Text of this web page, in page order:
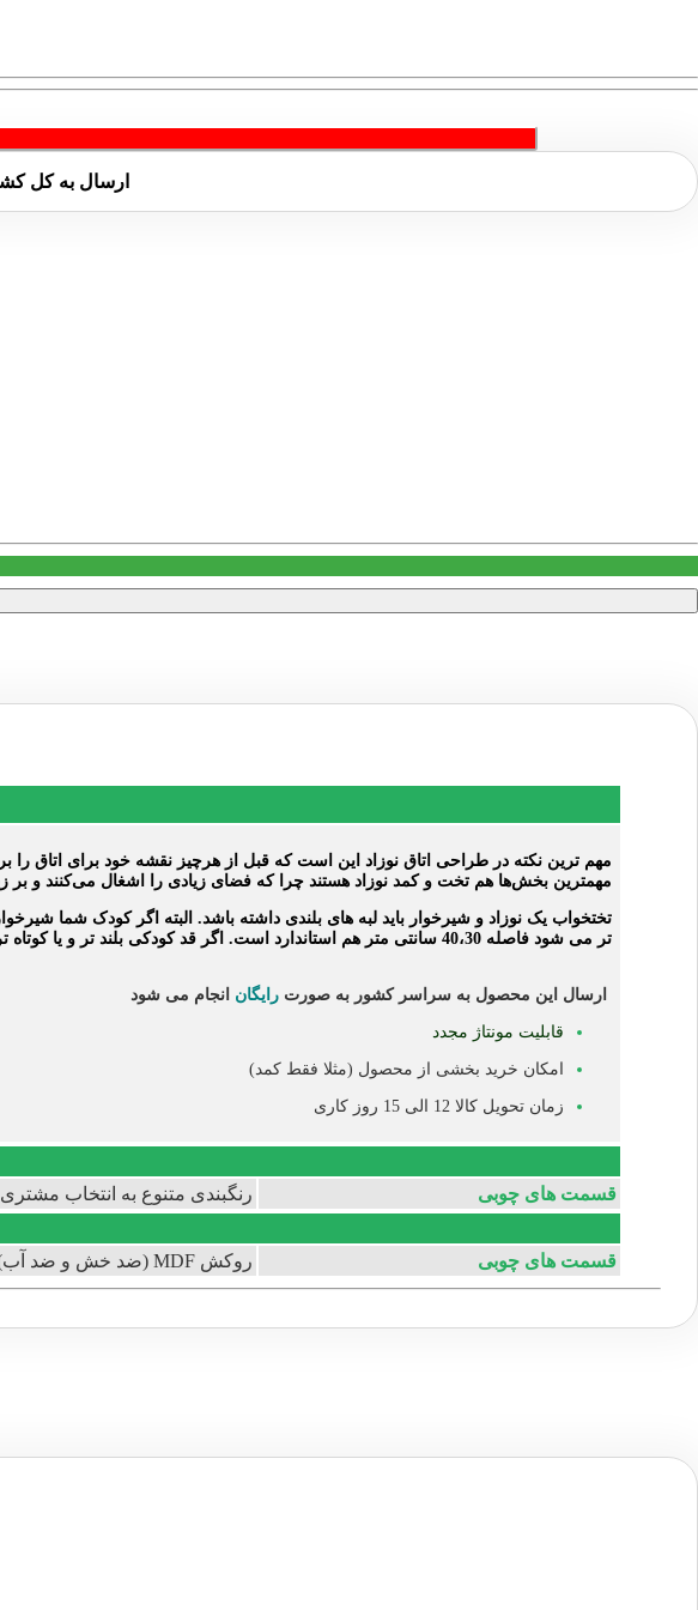
ارسال به کل
مهم ترین نکته در طراحی اتاق نوزاد این است که قبل از هرچیز نقشه خود برای اتاق را
مهمترین بخش‌ها هم تخت و کمد نوزاد هستند چرا که فضای زیادی را اشغال می‌کنند و بر
تر می شود فاصله 40،30 سانتی متر هم استاندارد است. اگر قد کودکی بلند تر و یا کوتاه تر از میانگین سنی اش باشد این ارتفاع می تواند تغییر کند.
ارسال این محصول به سراسر کشور به صورترایگان انجام می شود
قابلیت مونتاژ مجدد
امکان خرید بخشی از محصول (مثلا فقط کمد)
زمان تحویل کالا 12 الی 15 روز کاری
قسمت های چوبی
رنگبندی متنوع به انتخاب
قسمت های چوبی
روکش MDF (ضد خش و ضد آب)